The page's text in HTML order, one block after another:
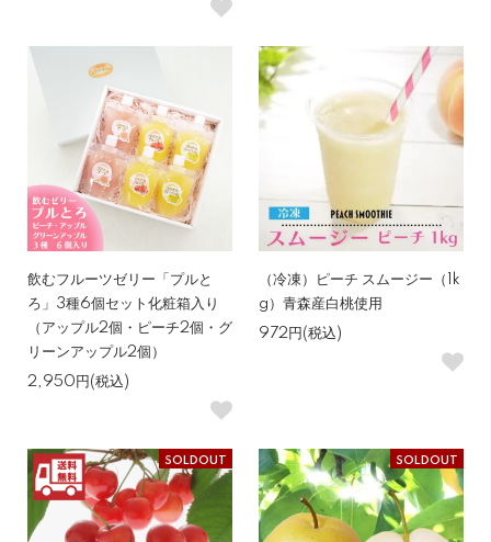
飲むフルーツゼリー「プルと
ろ」3種6個セット化粧箱入り
（アップル2個・ピーチ2個・グ
リーンアップル2個）
2,950円(税込)
（冷凍）ピーチ スムージー（1k
g）青森産白桃使用
972円(税込)
SOLDOUT SOLDOUT